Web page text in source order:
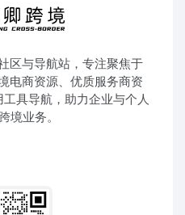
区与导航站，专注聚焦于
电商资源、优质服务商资
具导航，助力企业与个人
境业务。